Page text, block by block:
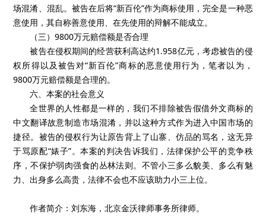
场混淆、混乱。被告在后将“新百伦”作为商标使用，完全是一种恶
意使用，其自称善意使用、在先使用的辩解不能成立。
（三）9800万元赔偿额是否合理
被告在侵权期间的经营获利高达约1.958亿元，考虑被告的侵
权所得以及被告对“新百伦”商标的恶意使用行为，笔者以为，
9800万元赔偿额是合理的。
六、本案的社会意义
全世界的人性都是一样的，我们不排除被告假借外文商标的
中文翻译故意制造市场混淆，并以这种方式作为进入中国市场的
捷径。被告的侵权行为让原告背上了山寨、仿品的骂名，这无异
于骂原配“婊子”。本案的判决告诉我们，法律保护公平的竞争秩
序，不保护弱肉强食的丛林法则。不管小三多么貌美、多么有魅
力、出身多么高贵，法律不会也不应该助力小三上位。
作者简介：刘东海，北京金沃律师事务所律师。